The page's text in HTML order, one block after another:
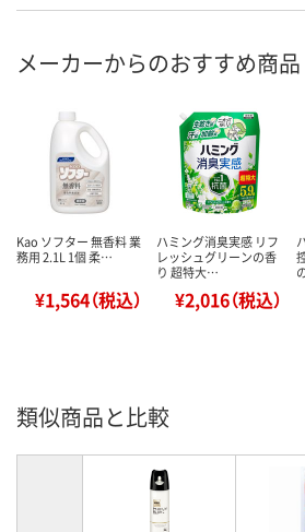
メーカーからのおすすめ商品
Kao ソフター 無香料 業
務用 2.1L 1個 柔…
¥1,564（税込）
ハミング消臭実感 リフ
レッシュグリーンの香
り 超特大…
¥2,016（税込）
類似商品と比較